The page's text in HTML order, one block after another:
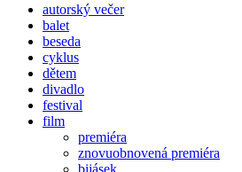
autorský večer
balet
beseda
cyklus
dětem
divadlo
festival
film
premiéra
znovuobnovená premiéra
bijásek